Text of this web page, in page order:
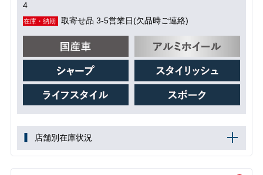
4
在庫・納期 取寄せ品 3-5営業日(欠品時ご連絡)
店舗別在庫状況